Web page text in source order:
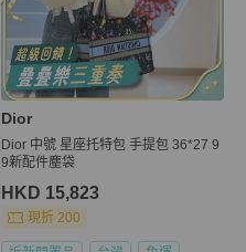
Dior
Dior 中號 星座托特包 手提包 36*27 9
9新配件塵袋
HKD 15,823
現折 200